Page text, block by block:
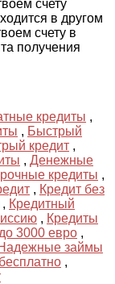
счету
в другом
счету в
получения
кредиты ,
, Быстрый
кредит ,
, Денежные
кредиты ,
, Кредит без
, Кредитный
, Кредиты
3000 евро ,
займы
,